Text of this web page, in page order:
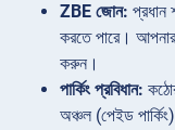
ZBE জোন: প্রধান
করতে পারে। আপনার
করুন।
পার্কিং প্রবিধান:
অঞ্চল (পেইড